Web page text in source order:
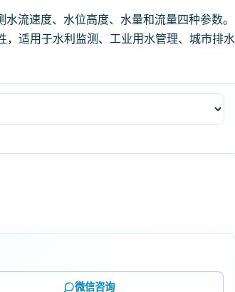
流速度、水位高度、水量和流量四种参数。
适用于水利监测、工业用水管理、城市排水
微信咨询